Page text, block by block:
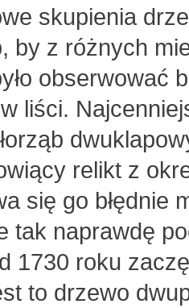
skupienia
by z różnych
obserwować
liści.
relikt z
się go błędnie
tak naprawdę
1730 roku
to drzewo